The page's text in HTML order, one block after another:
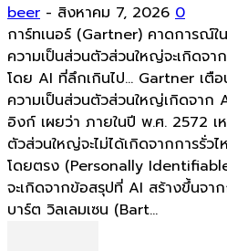
beer - สิงหาคม 7, 2026 0
การ์ทเนอร์ (Gartner) คาดการณ์ใ
ความเป็นส่วนตัวส่วนใหญ่จะเกิดจาก
โดย AI ที่ลึกเกินไป... Gartner เตื
ความเป็นส่วนตัวส่วนใหญ่เกิดจาก
อิงก์ เผยว่า ภายในปี พ.ศ. 2572 เ
ตัวส่วนใหญ่จะไม่ได้เกิดจากการรั่ว
โดยตรง (Personally
จะเกิดจากข้อสรุปที่ AI สร้างขึ้นจา
บาร์ต วิลเลมเซน (Bart...